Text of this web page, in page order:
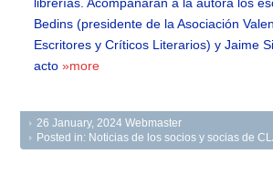
Bedins (presidente de la Asociación
Escritores y Críticos Literarios) y Jaime
acto»more
26 January, 2024 Webmaster
Posted in: Noticias de los socios y socias de